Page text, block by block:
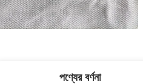
পণ্যের বর্ণনা